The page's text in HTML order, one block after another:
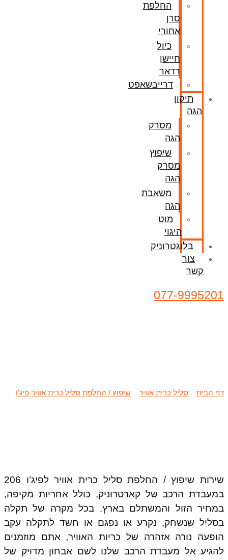
החלפת
סרן
אחורי
כיול
חיישן
רדאר
דרייבשאפט
תיקון
הגה
מסרק
הגה
שיפוץ
מסרק
הגה
משאבת
הגה
מוט
היגוי
בלוגטרוניק
צור
קשר
077-9995201
דף הבית סליל כרית אוויר שיפוץ / החלפת סליל כרית אוויר פיג'ו
שירות שיפוץ / החלפת סליל כרית אוויר לפיג’ו 206
במעבדת הרכב של קארטרוניק, כולל אחריות מקיפה,
במחיר הזול והמשתלם בארץ. בכל מקרה של תקלה
בסליל שנשחק, נקרע או נפגם או חשד לתקלה עקב
הופעה נורה אזהרה של כריות האוויר, אתם מוזמנים
להגיע אל מעבדת הרכב שלנו לשם אבחון מדויק של